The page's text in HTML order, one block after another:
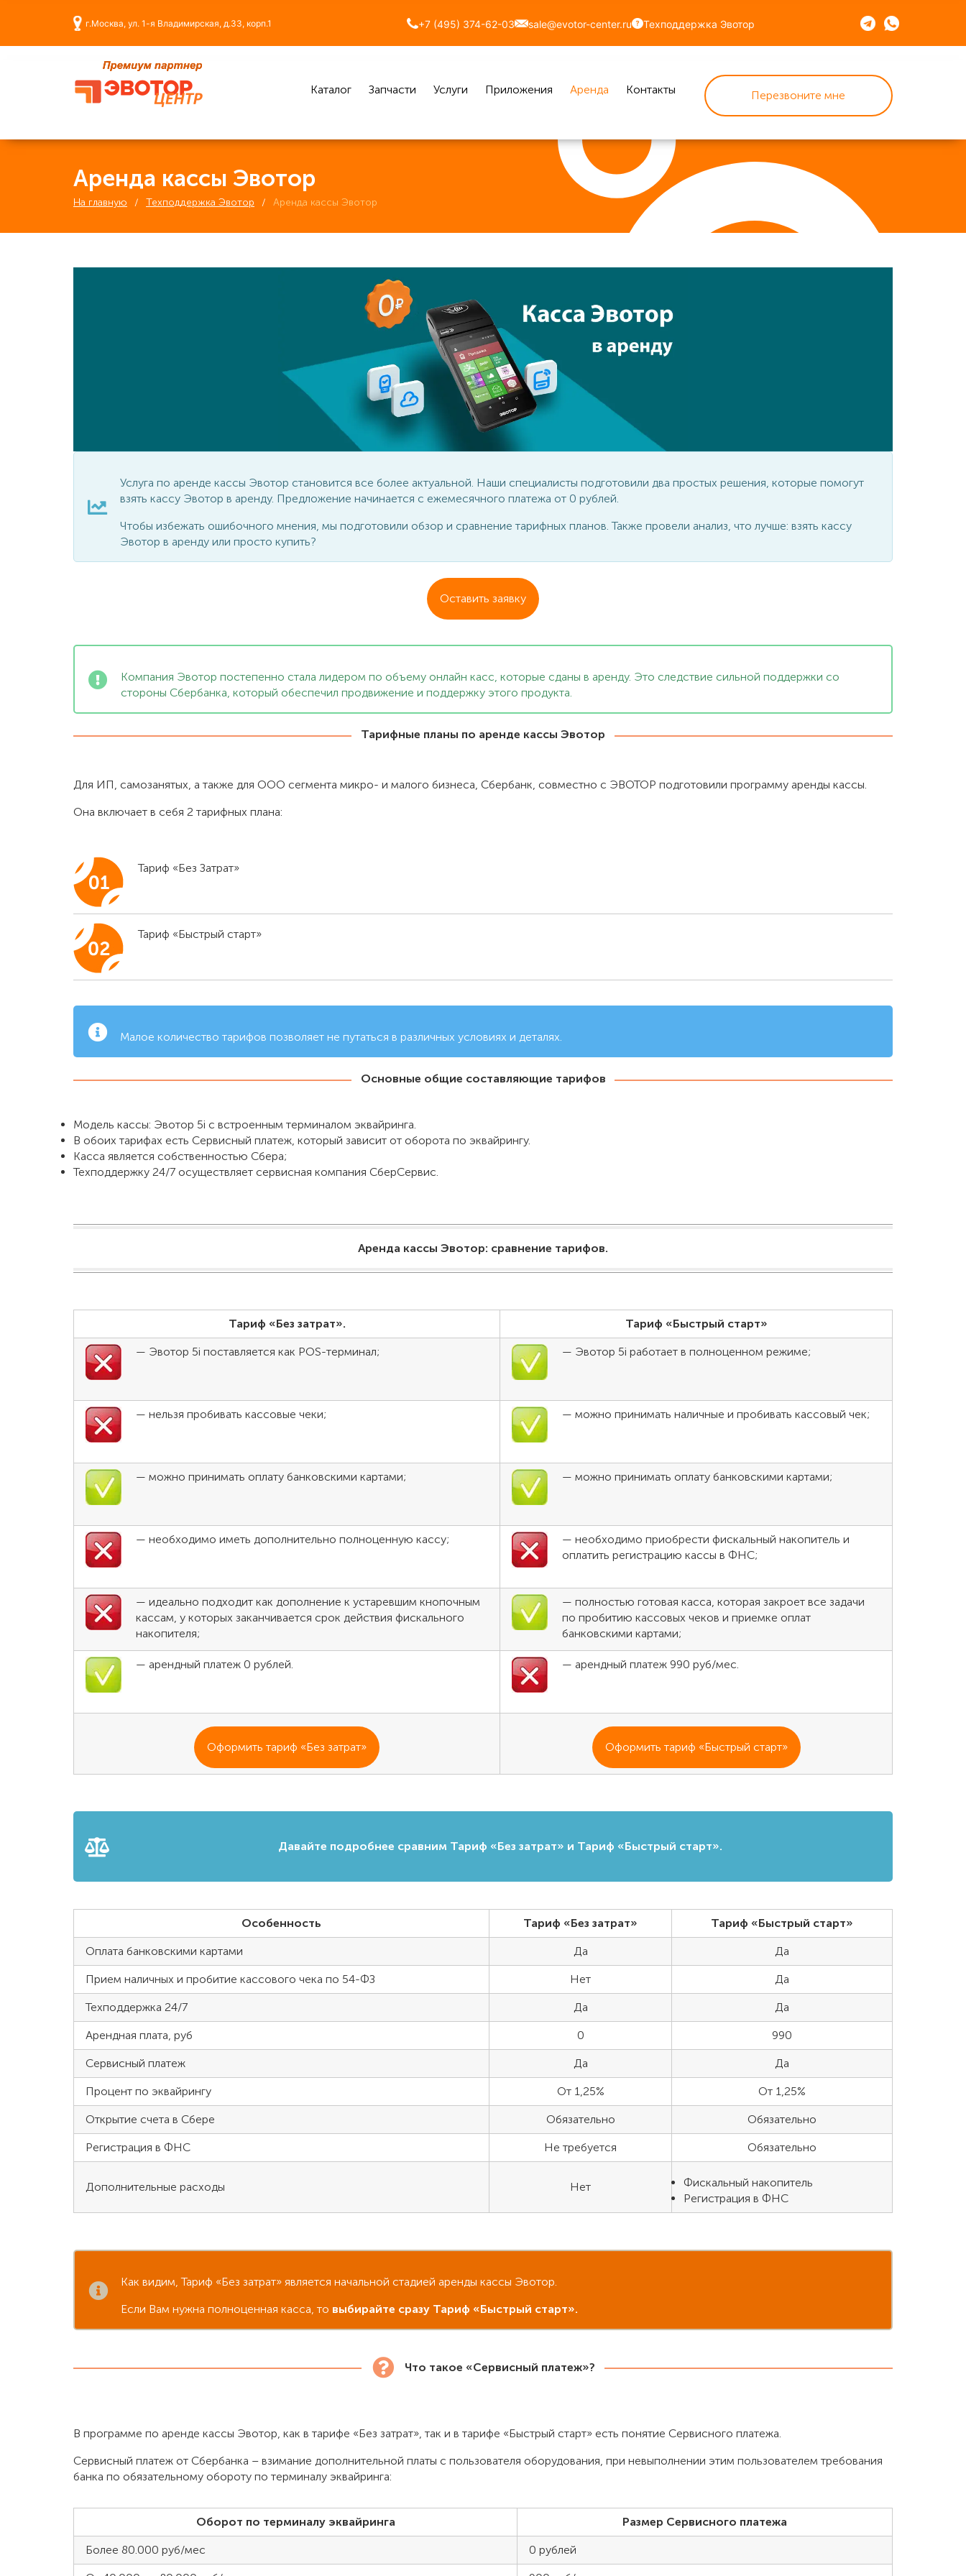
г.Москва, ул. 1-я Владимирская, д.33, корп.1 +7 (495) 374-62-03 sale@evotor-center.ru Техподдержка Эвотор
Каталог Запчасти Услуги Приложения Аренда Контакты Перезвоните мне
Аренда кассы Эвотор
На главную Техподдержка Эвотор Аренда кассы Эвотор
Касса Эвотор в аренду:
Встроенный банковский терминал;
Готовое решение 2 в 1;
Техподдержка 24/7
Услуга по аренде кассы Эвотор становится все более актуальной. Наши специалисты подготовили два простых решения, которые помогут
взять кассу Эвотор в аренду. Предложение начинается с ежемесячного платежа от 0 рублей.
Чтобы избежать ошибочного мнения, мы подготовили обзор и сравнение тарифных планов. Также провели анализ, что лучше: взять кассу
Эвотор в аренду или просто купить?
Оставить заявку
Компания Эвотор постепенно стала лидером по объему онлайн касс, которые сданы в аренду. Это следствие сильной поддержки со
стороны Сбербанка, который обеспечил продвижение и поддержку этого продукта.
Тарифные планы по аренде кассы Эвотор
Для ИП, самозанятых, а также для ООО сегмента микро- и малого бизнеса, Сбербанк, совместно с ЭВОТОР подготовили программу аренды кассы.
Она включает в себя 2 тарифных плана:
Тариф «Без Затрат»
Тариф «Быстрый старт»
Малое количество тарифов позволяет не путаться в различных условиях и деталях.
Основные общие составляющие тарифов
Модель кассы: Эвотор 5i с встроенным терминалом эквайринга.
В обоих тарифах есть Сервисный платеж, который зависит от оборота по эквайрингу.
Касса является собственностью Сбера;
Техподдержку 24/7 осуществляет сервисная компания СберСервис.
Аренда кассы Эвотор: сравнение тарифов.
Тариф «Без затрат». Тариф «Быстрый старт»
— Эвотор 5i поставляется как POS-терминал; — Эвотор 5i работает в полноценном режиме;
— нельзя пробивать кассовые чеки; — можно принимать наличные и пробивать кассовый чек;
— можно принимать оплату банковскими картами; — можно принимать оплату банковскими картами;
— необходимо иметь дополнительно полноценную кассу;
— необходимо приобрести фискальный накопитель и
оплатить регистрацию кассы в ФНС;
— идеально подходит как дополнение к устаревшим кнопочным
кассам, у которых заканчивается срок действия фискального
накопителя;
— полностью готовая касса, которая закроет все задачи
по пробитию кассовых чеков и приемке оплат
банковскими картами;
— арендный платеж 0 рублей. — арендный платеж 990 руб/мес.
Оформить тариф «Без затрат» Оформить тариф «Быстрый старт»
Давайте подробнее сравним Тариф «Без затрат» и Тариф «Быстрый старт».
Особенность Тариф «Без затрат» Тариф «Быстрый старт»
Оплата банковскими картами Да Да
Прием наличных и пробитие кассового чека по 54-ФЗ Нет Да
Техподдержка 24/7 Да Да
Арендная плата, руб 0 990
Сервисный платеж Да Да
Процент по эквайрингу От 1,25% От 1,25%
Открытие счета в Сбере Обязательно Обязательно
Регистрация в ФНС Не требуется Обязательно
Дополнительные расходы Нет
Фискальный накопитель
Регистрация в ФНС
Как видим, Тариф «Без затрат» является начальной стадией аренды кассы Эвотор.
Если Вам нужна полноценная касса, то выбирайте сразу Тариф «Быстрый старт».
Что такое «Сервисный платеж»?
В программе по аренде кассы Эвотор, как в тарифе «Без затрат», так и в тарифе «Быстрый старт» есть понятие Сервисного платежа.
Сервисный платеж от Сбербанка – взимание дополнительной платы с пользователя оборудования, при невыполнении этим пользователем требования
банка по обязательному обороту по терминалу эквайринга:
Оборот по терминалу эквайринга Размер Сервисного платежа
Более 80.000 руб/мес 0 рублей